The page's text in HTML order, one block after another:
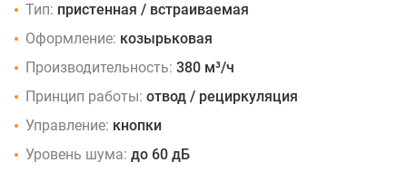
Тип: пристенная / встраиваемая
Оформление: козырьковая
Производительность: 380 м³/ч
Принцип работы: отвод / рециркуляция
Управление: кнопки
Уровень шума: до 60 дБ